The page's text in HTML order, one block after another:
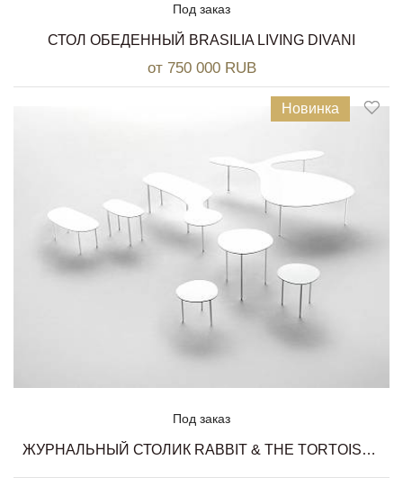
Под заказ
СТОЛ ОБЕДЕННЫЙ BRASILIA LIVING DIVANI
от 750 000 RUB
Новинка
Под заказ
ЖУРНАЛЬНЫЙ СТОЛИК RABBIT & THE TORTOISE COLLECTION LIVING DIVANI